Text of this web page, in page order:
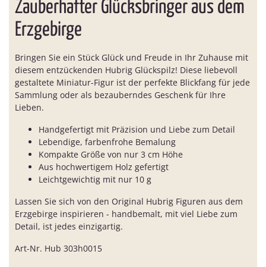
Zauberhafter Glücksbringer aus dem
Erzgebirge
Bringen Sie ein Stück Glück und Freude in Ihr Zuhause mit
diesem entzückenden Hubrig Glückspilz! Diese liebevoll
gestaltete Miniatur-Figur ist der perfekte Blickfang für jede
Sammlung oder als bezauberndes Geschenk für Ihre
Lieben.
Handgefertigt mit Präzision und Liebe zum Detail
Lebendige, farbenfrohe Bemalung
Kompakte Größe von nur 3 cm Höhe
Aus hochwertigem Holz gefertigt
Leichtgewichtig mit nur 10 g
Lassen Sie sich von den Original Hubrig Figuren aus dem
Erzgebirge inspirieren - handbemalt, mit viel Liebe zum
Detail, ist jedes einzigartig.
Art-Nr. Hub 303h0015